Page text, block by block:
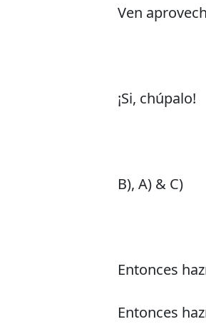
Ven
¡Si, chúpalo!
B), A) & C)
Entonces
Entonces